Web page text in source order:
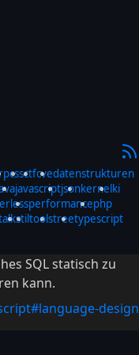
cssctfcvedatenstrukturen
javascriptjsonkernelki
performancephp
tiltoolstreetypescript
SQL statisch zu
kann.
#language-design